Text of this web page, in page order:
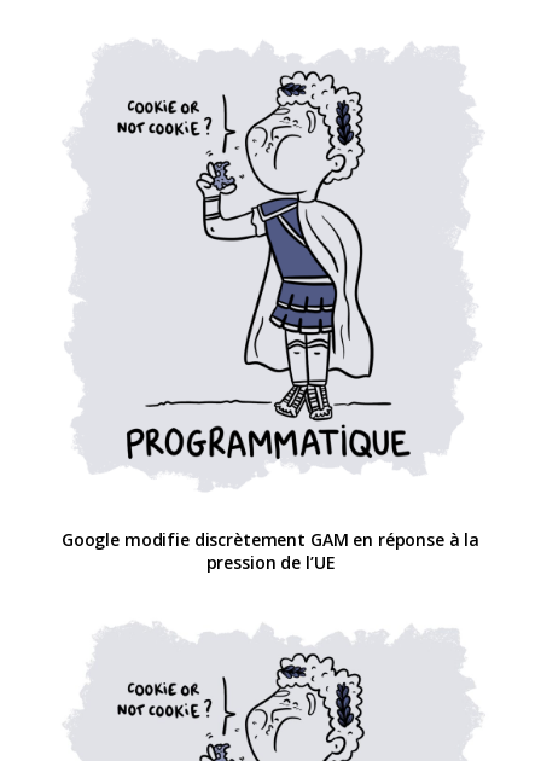
Google modifie discrètement GAM en réponse à la
pression de l’UE